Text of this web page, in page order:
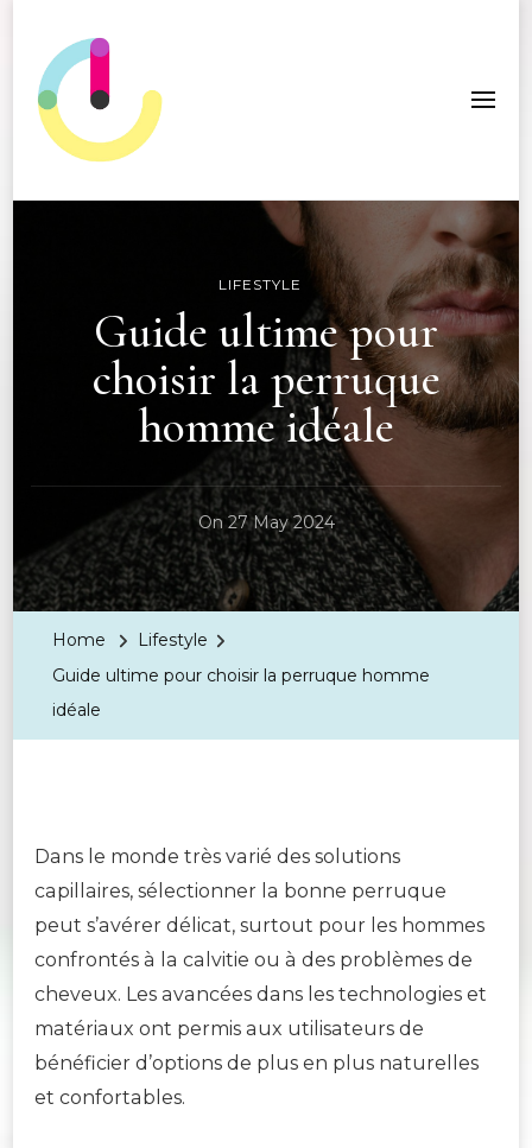
ICC Edition
LIFESTYLE
Guide ultime pour
choisir la perruque
homme idéale
On 27 May 2024
Home
Lifestyle
Guide ultime pour choisir la perruque homme
idéale
Dans le monde très varié des solutions
capillaires, sélectionner la bonne perruque
peut s’avérer délicat, surtout pour les hommes
confrontés à la calvitie ou à des problèmes de
cheveux. Les avancées dans les technologies et
matériaux ont permis aux utilisateurs de
bénéficier d’options de plus en plus naturelles
et confortables.